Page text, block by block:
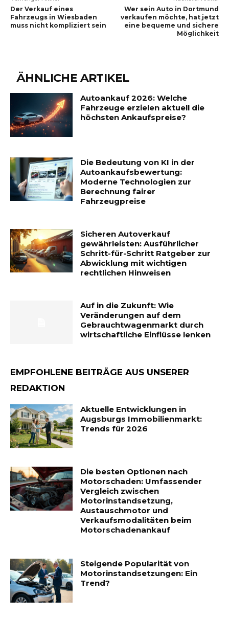
Der Verkauf eines
Fahrzeugs in Wiesbaden
muss nicht kompliziert sein
Wer sein Auto in Dortmund
verkaufen möchte, hat jetzt
eine bequeme und sichere
Möglichkeit
ÄHNLICHE ARTIKEL
Autoankauf 2026: Welche
Fahrzeuge erzielen aktuell die
höchsten Ankaufspreise?
Die Bedeutung von KI in der
Autoankaufsbewertung:
Moderne Technologien zur
Berechnung fairer
Fahrzeugpreise
Sicheren Autoverkauf
gewährleisten: Ausführlicher
Schritt-für-Schritt Ratgeber zur
Abwicklung mit wichtigen
rechtlichen Hinweisen
Auf in die Zukunft: Wie
Veränderungen auf dem
Gebrauchtwagenmarkt durch
wirtschaftliche Einflüsse lenken
EMPFOHLENE BEITRÄGE AUS UNSERER
REDAKTION
Aktuelle Entwicklungen in
Augsburgs Immobilienmarkt:
Trends für 2026
Die besten Optionen nach
Motorschaden: Umfassender
Vergleich zwischen
Motorinstandsetzung,
Austauschmotor und
Verkaufsmodalitäten beim
Motorschadenankauf
Steigende Popularität von
Motorinstandsetzungen: Ein
Trend?